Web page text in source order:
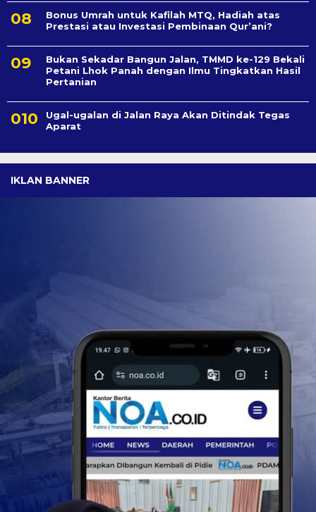
Bonus Umrah untuk Kafilah MTQ, Hadiah atas
Prestasi atau Investasi Pembinaan Qur’ani?
Bukan Sekadar Bangun Jalan, TMMD ke-129 Bekali
Petani Lhok Panah dengan Ilmu Tingkatkan Hasil
Pertanian
Ugal-ugalan di Jalan Raya Akan Ditindak Tegas
Aparat
IKLAN BANNER